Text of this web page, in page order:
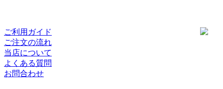
ご利用ガイド
ご注文の流れ
当店について
よくある質問
お問合わせ